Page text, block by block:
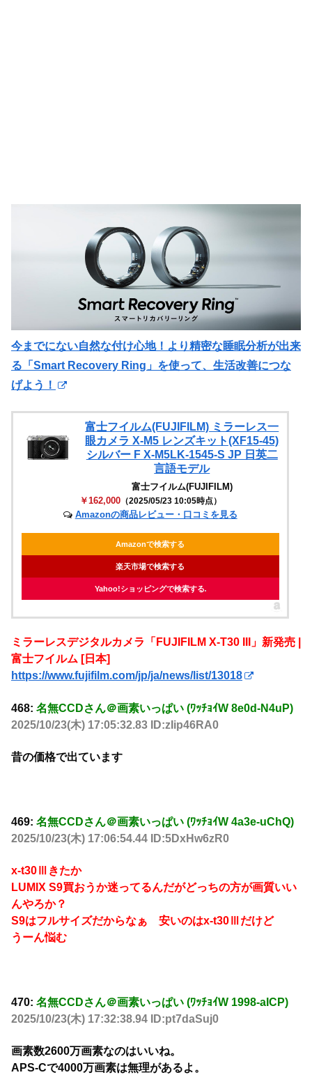
今までにない自然な付け心地！より精密な睡眠分析が出来
る「Smart Recovery Ring」を使って、生活改善につな
げよう！
富士フイルム(FUJIFILM) ミラーレス一
眼カメラ X-M5 レンズキット(XF15-45)
シルバー F X-M5LK-1545-S JP 日英二
言語モデル
富士フイルム(FUJIFILM)
￥162,000（2025/05/23 10:05時点）
Amazonの商品レビュー・口コミを見る
Amazonで検索する
楽天市場で検索する
Yahoo!ショッピングで検索する
ミラーレスデジタルカメラ「FUJIFILM X-T30 III」新発売 |
富士フイルム [日本]
https://www.fujifilm.com/jp/ja/news/list/13018
468: 名無CCDさん＠画素いっぱい (ﾜｯﾁｮｲW 8e0d-N4uP)
2025/10/23(木) 17:05:32.83 ID:zIip46RA0
昔の価格で出ています
469: 名無CCDさん＠画素いっぱい (ﾜｯﾁｮｲW 4a3e-uChQ)
2025/10/23(木) 17:06:54.44 ID:5DxHw6zR0
x-t30Ⅲきたか
LUMIX S9買おうか迷ってるんだがどっちの方が画質いい
んやろか？
S9はフルサイズだからなぁ 安いのはx-t30Ⅲだけど
うーん悩む
470: 名無CCDさん＠画素いっぱい (ﾜｯﾁｮｲW 1998-aICP)
2025/10/23(木) 17:32:38.94 ID:pt7daSuj0
画素数2600万画素なのはいいね。
APS-Cで4000万画素は無理があるよ。